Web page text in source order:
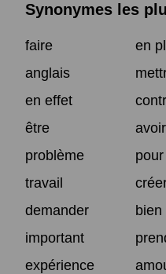
Synonymes les
faire
en
anglais
en effet
être
avoir
problème
pour
travail
demander
bien
important
expérience